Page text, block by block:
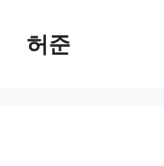
content
허준